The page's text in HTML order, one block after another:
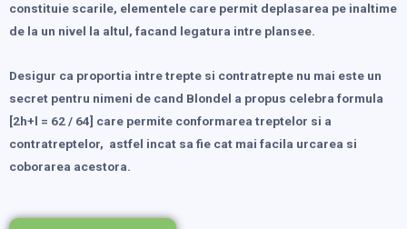
constituie scarile, elementele care permit deplasarea pe inaltime
de la un nivel la altul, facand legatura intre plansee.
Desigur ca proportia intre trepte si contratrepte nu mai este un
secret pentru nimeni de cand Blondel a propus celebra formula
[2h+l = 62 / 64] care permite conformarea treptelor si a
contratreptelor, astfel incat sa fie cat mai facila urcarea si
coborarea acestora.